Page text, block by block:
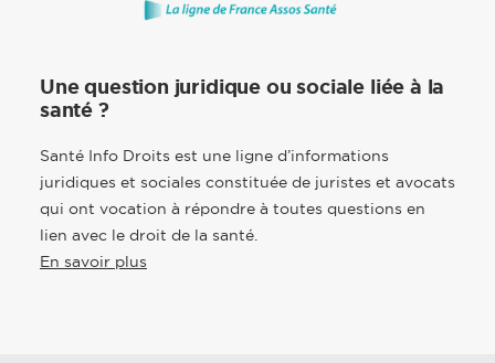
Une question juridique ou sociale liée à la
santé ?
Santé Info Droits est une ligne d’informations
juridiques et sociales constituée de juristes et avocats
qui ont vocation à répondre à toutes questions en
lien avec le droit de la santé.
En savoir plus